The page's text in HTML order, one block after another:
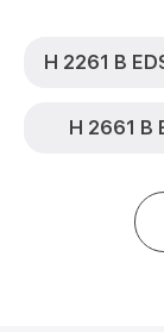
H 2261 B
H 2661 B